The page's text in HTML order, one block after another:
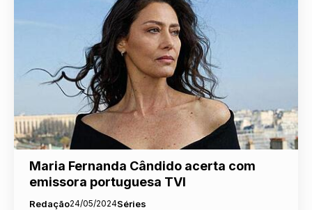
Maria Fernanda Cândido acerta com
emissora portuguesa TVI
Redação24/05/2024Séries